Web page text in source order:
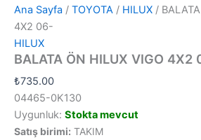
Ana Sayfa / TOYOTA / HILUX /
4X2 06-
HILUX
BALATA ÖN HILUX VIGO 4X2
₺735.00
04465-0K130
Uygunluk: Stokta mevcut
Satış birimi: TAKIM